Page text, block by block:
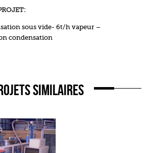
sous vide- 6t/h vapeur –
condensation
SIMILAIRES